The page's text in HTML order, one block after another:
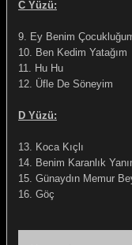
C Yüzü:
9. Ey Benim
10. Ben Kedim Yatağım
11. Hu Hu
12. Üfle De Söneyim
D Yüzü:
13. Koca Kıçlı
14. Benim Karanlık
15. Günaydın Memur
16. Göç